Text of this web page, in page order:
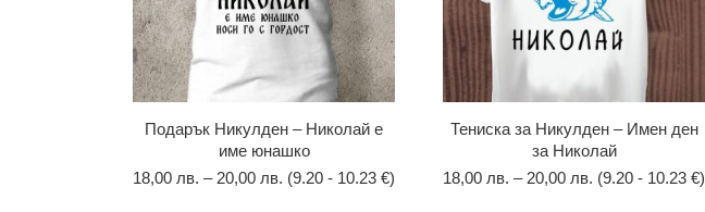
Подарък Никулден – Николай е
име юнашко
18,00 лв. – 20,00 лв. (9.20 - 10.23 €)
Тениска за Никулден – Имен ден
за Николай
18,00 лв. – 20,00 лв. (9.20 - 10.23 €)